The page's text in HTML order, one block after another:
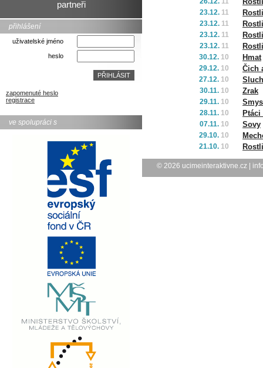
partneři
přihlášení
uživatelské jméno
heslo
zapomenuté heslo
registrace
ve spolupráci s
23.12. 11
23.12. 11
23.12. 11
23.12. 11
30.12. 10 Hmat
29.12. 10 Čich
27.12. 10 Sluch
30.11. 10 Zrak
29.11. 10
28.11. 10
07.11. 10 Sovy
29.10. 10
21.10. 10
© 2026 ucimeinteraktivne.cz